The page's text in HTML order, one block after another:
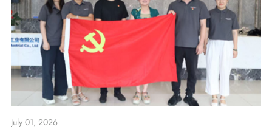
July 01, 2026